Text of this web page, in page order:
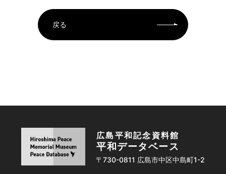
戻る
広島平和記念資料館
平和データベース
〒730-0811 広島市中区中島町1-2